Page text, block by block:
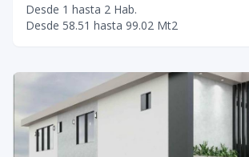
Desde 1 hasta 2 Hab.
Desde 58.51 hasta 99.02 Mt2